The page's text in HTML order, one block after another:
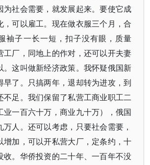
为社会需要，就发展起来。要使它成
，可以雇工。现在做衣服三个月，合
袖子一长一短，扣子没有眼，质量
工厂，同地上的作对，还可以开夫妻
。这叫做新经济政策。我怀疑俄国新
早了。只搞两年，退却转为进攻，到
不足。我们保留了私营工商业职工二
业一百六十万，商业九十万），俄国
万人。还可以考虑，只要社会需要，
增加，可以开私营大厂，定条约，十
收。华侨投资的二十年、一百年不没